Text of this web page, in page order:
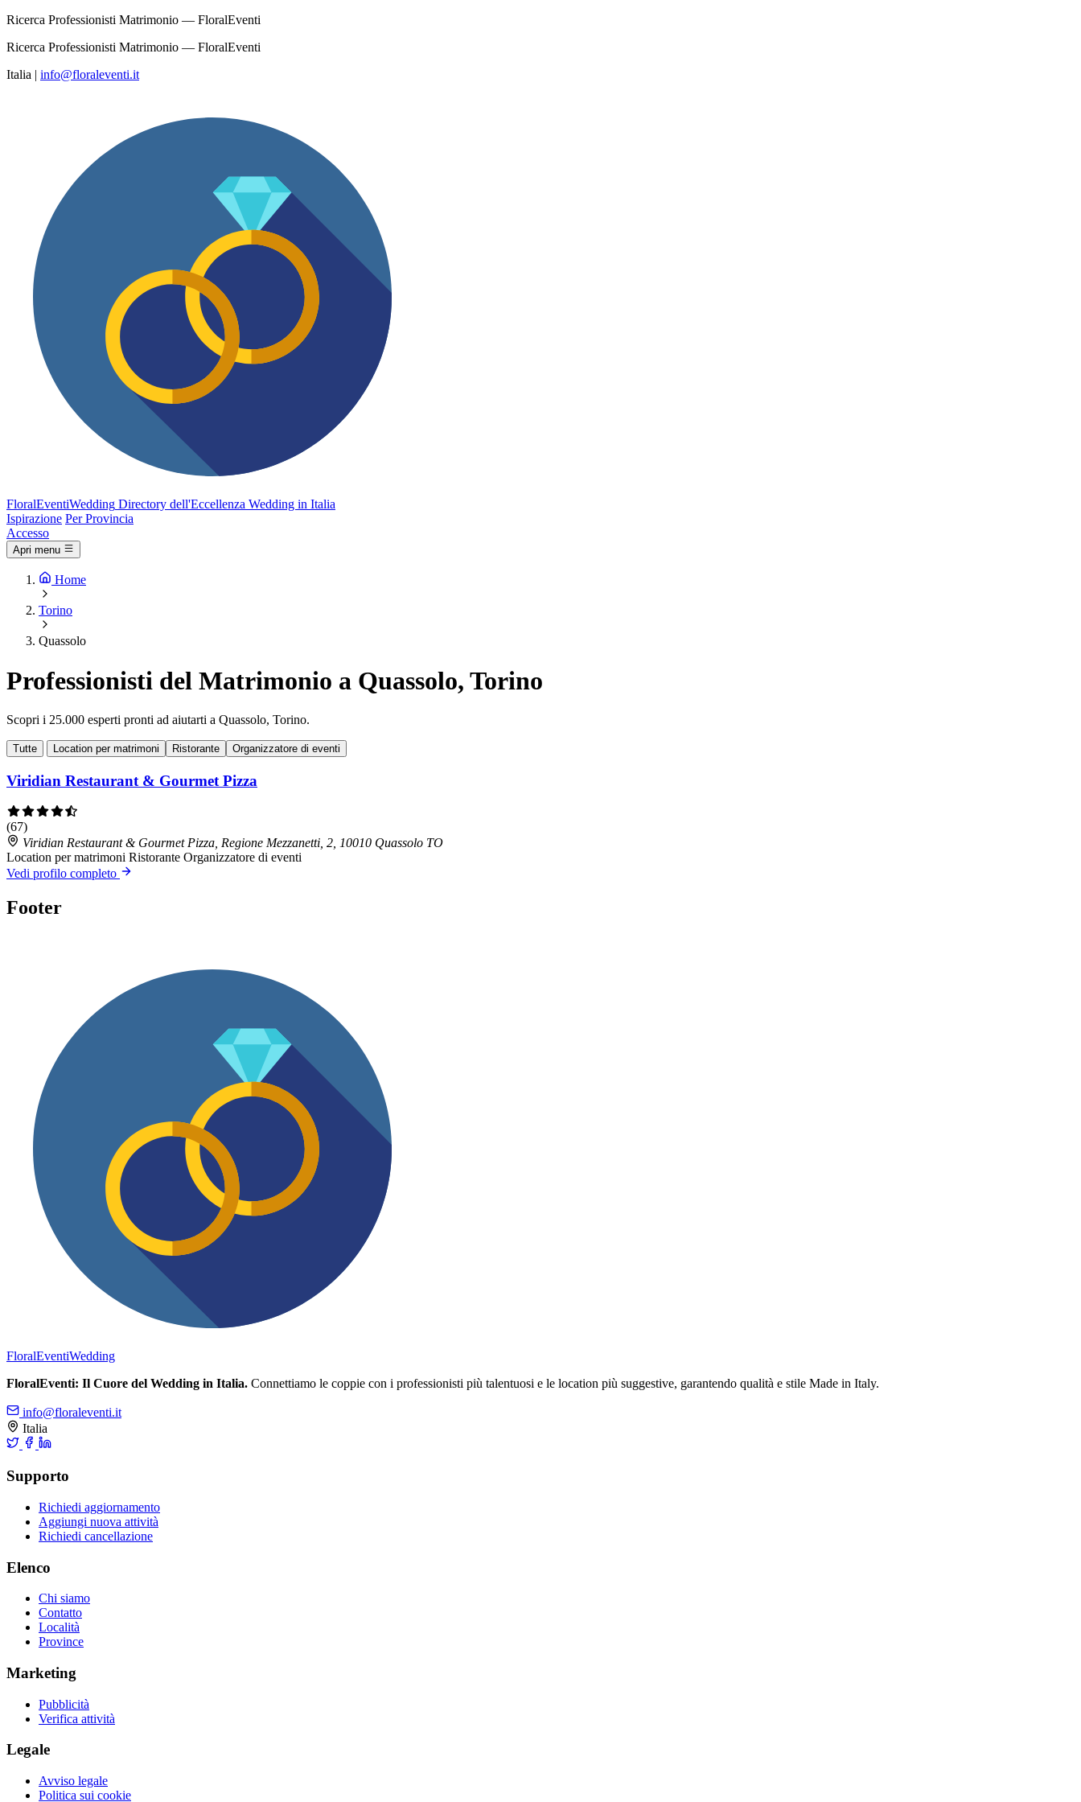
Ricerca Professionisti Matrimonio — FloralEventi
Ricerca Professionisti Matrimonio — FloralEventi
Italia | info@floraleventi.it
FloralEventiWedding Directory dell'Eccellenza Wedding in Italia
Ispirazione Per Provincia
Accesso
Apri menu
Home
Torino
Quassolo
Professionisti del Matrimonio a Quassolo, Torino
Scopri i 25.000 esperti pronti ad aiutarti a Quassolo, Torino.
Tutte Location per matrimoni Ristorante Organizzatore di eventi
Viridian Restaurant & Gourmet Pizza
(67)
Viridian Restaurant & Gourmet Pizza, Regione Mezzanetti, 2, 10010 Quassolo TO
Location per matrimoni Ristorante Organizzatore di eventi
Vedi profilo completo
Footer
FloralEventiWedding
FloralEventi: Il Cuore del Wedding in Italia. Connettiamo le coppie con i professionisti più talentuosi e le location più suggestive, garantendo qualità e stile Made in Italy.
info@floraleventi.it
Italia
Supporto
Richiedi aggiornamento
Aggiungi nuova attività
Richiedi cancellazione
Elenco
Chi siamo
Contatto
Località
Province
Marketing
Pubblicità
Verifica attività
Legale
Avviso legale
Politica sui cookie